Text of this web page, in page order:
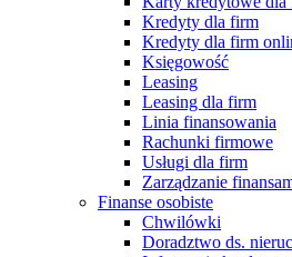
Kredyty dla firm
Kredyty dla firm
Księgowość
Leasing
Leasing dla firm
Linia finansowania
Rachunki firmowe
Usługi dla firm
Zarządzanie
Finanse osobiste
Chwilówki
Doradztwo ds.